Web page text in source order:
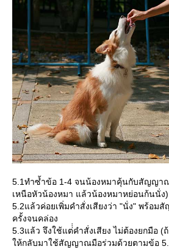
5.1ทำซ้ำข้อ 1-4 จนน้องหมาคุ้นกับสัญญาณ
เหนือหัวน้องหมา แล้วน้องหมาหย่อนก้นนั่ง
5.2แล้วค่อยเพิ่มคำสั่งเสียงว่า "นั่ง" พร้อ
ครั้งจนคล่อง
5.3แล้ว จึงใช้แต่่่คำสั่งเสียง ไม่ต้องยกมือ (
ห้กลับมาใช้สัญญาณมือร่วมด้วยตามข้อ